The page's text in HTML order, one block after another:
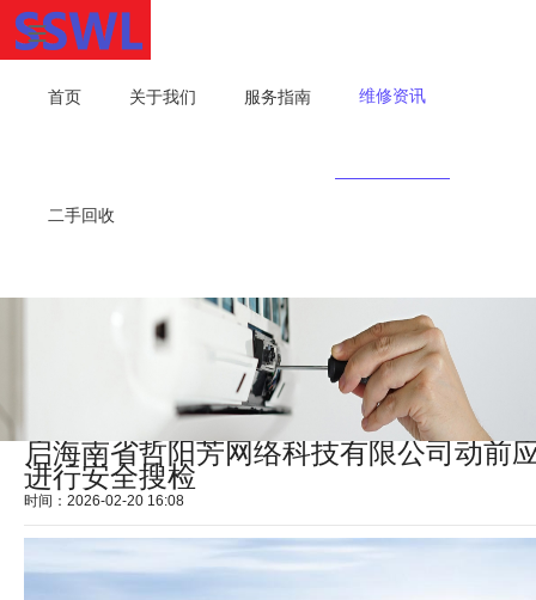
首页 关于我们 服务指南 维修资讯
二手回收
启海南省哲阳芳网络科技有限公司动前
进行安全搜检
时间：2026-02-20 16:08